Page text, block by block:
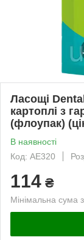
Ласощі
картоплі з
(флоупак)
В наявності
Код: AE320
114 ₴
Мінімальна сума